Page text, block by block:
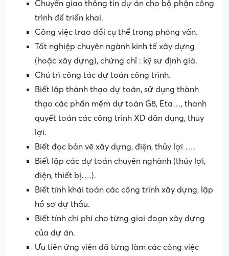
Chuyển giao thông tin dự án cho bộ phận công
trình để triển khai.
Công việc trao đổi cụ thể trong phỏng vấn.
Tốt nghiệp chuyên ngành kinh tế xây dựng
(hoặc xây dựng), chứng chỉ : kỹ sư định giá.
Chủ trì công tác dự toán công trình.
Biết lập thành thạo dự toán, sử dụng thành
thạo các phần mềm dự toán G8, Eta…, thanh
quyết toán các công trình XD dân dụng, thủy
lợi.
Biết đọc bản vẽ xây dựng, điện, thủy lợi ….
Biết lập các dự toán chuyên nghành (thủy lợi,
điện, thiết bị….).
Biết tính khái toán các công trình xây dựng, lập
hồ sơ dự thầu.
Biết tính chi phí cho từng giai đoạn xây dựng
của dự án.
Ưu tiên ứng viên đã từng làm các công việc